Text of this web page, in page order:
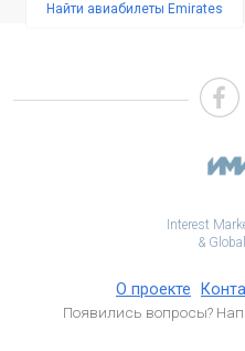
Найти авиабилеты Emirates
Interest
&
О проекте
Появились вопросы?